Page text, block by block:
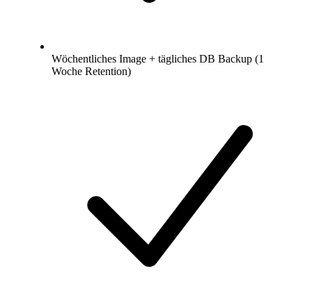
Wöchentliches Image + tägliches DB Backup (1
Woche Retention)